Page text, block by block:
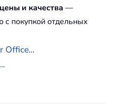
и качества —
с покупкой отдельных
Office...